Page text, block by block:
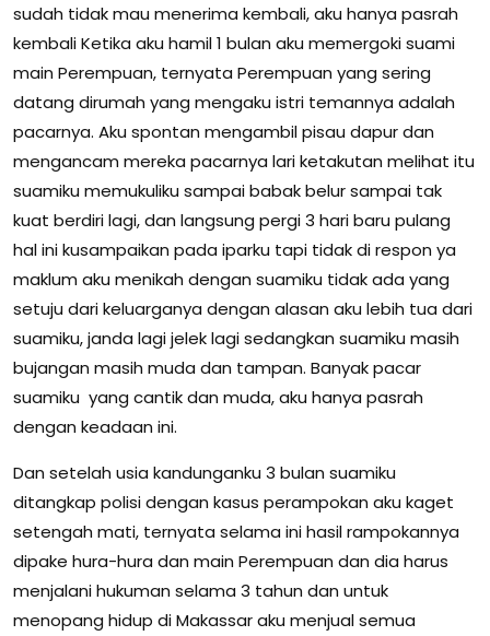
sudah tidak mau menerima kembali, aku hanya pasrah
kembali Ketika aku hamil 1 bulan aku memergoki suami
main Perempuan, ternyata Perempuan yang sering
datang dirumah yang mengaku istri temannya adalah
pacarnya. Aku spontan mengambil pisau dapur dan
mengancam mereka pacarnya lari ketakutan melihat itu
suamiku memukuliku sampai babak belur sampai tak
kuat berdiri lagi, dan langsung pergi 3 hari baru pulang
hal ini kusampaikan pada iparku tapi tidak di respon ya
maklum aku menikah dengan suamiku tidak ada yang
setuju dari keluarganya dengan alasan aku lebih tua dari
suamiku, janda lagi jelek lagi sedangkan suamiku masih
bujangan masih muda dan tampan. Banyak pacar
suamiku yang cantik dan muda, aku hanya pasrah
dengan keadaan ini.
Dan setelah usia kandunganku 3 bulan suamiku
ditangkap polisi dengan kasus perampokan aku kaget
setengah mati, ternyata selama ini hasil rampokannya
dipake hura-hura dan main Perempuan dan dia harus
menjalani hukuman selama 3 tahun dan untuk
menopang hidup di Makassar aku menjual semua